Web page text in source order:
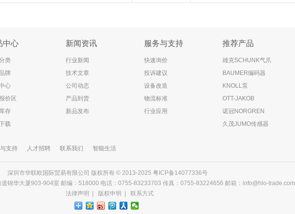
中心
类
牌
心
价区
存
载
新闻资讯
行业新闻
技术文章
公司动态
产品到货
新品发布
服务与支持
快速询价
投诉建议
设备改造
物流标准
行业应用
推荐产品
雄克SCHUNK气爪
BAUMER编码器
KNOLL泵
OTT-JAKOB
诺冠NORGREN
久茂JUMO传感器
支持 人才招聘 联系我们 智能生活
深圳市华联欧国际贸易有限公司 版权所有 © 2013-2025 粤ICP备14077336号
锦华大厦903-904室 邮编：518000 电话：0755-83233703 传真：0755-83224656 邮箱：info@hlo-trade.com
法律声明
版权申明 联系方式